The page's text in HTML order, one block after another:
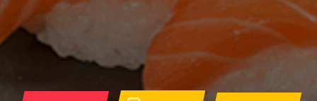
ACCUEIL
LA CARTE